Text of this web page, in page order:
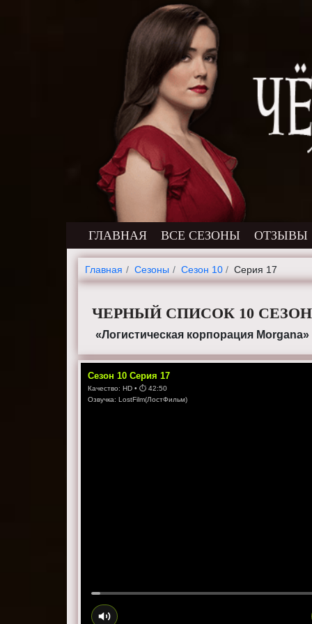
ГЛАВНАЯ ВСЕ СЕЗОНЫ ОТЗЫВЫ
Главная Cезоны Сезон 10 Серия 17
ЧЕРНЫЙ СПИСОК 10 СЕЗОН
«Логистическая корпорация Morgana»
Сезон10 Серия17
Качество:HD • ⏱42:50
Озвучка:LostFilm(ЛостФильм)